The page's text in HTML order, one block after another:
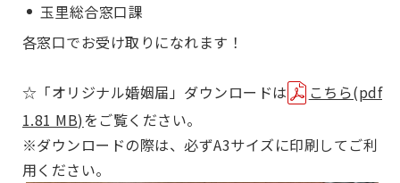
玉里総合窓口課
各窓口でお受け取りになれます！
☆「オリジナル婚姻届」ダウンロードは
こちら(pdf
1.81 MB)をご覧ください。
※ダウンロードの際は、必ずA3サイズに印刷してご利
用ください。